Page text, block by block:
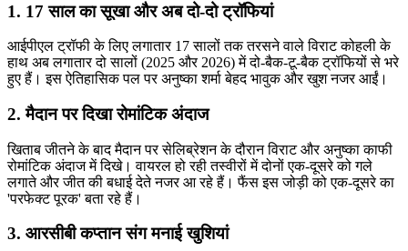
1. 17 साल का सूखा और अब दो-दो ट्रॉफियां
आईपीएल ट्रॉफी के लिए लगातार 17 सालों तक तरसने वाले विराट कोहली के
हाथ अब लगातार दो सालों (2025 और 2026) में दो-बैक-टू-बैक ट्रॉफियों से भरे
हुए हैं। इस ऐतिहासिक पल पर अनुष्का शर्मा बेहद भावुक और खुश नजर आईं।
2. मैदान पर दिखा रोमांटिक अंदाज
खिताब जीतने के बाद मैदान पर सेलिब्रेशन के दौरान विराट और अनुष्का काफी
रोमांटिक अंदाज में दिखे। वायरल हो रही तस्वीरों में दोनों एक-दूसरे को गले
लगाते और जीत की बधाई देते नजर आ रहे हैं। फैंस इस जोड़ी को एक-दूसरे का
'परफेक्ट पूरक' बता रहे हैं।
3. आरसीबी कप्तान संग मनाई खुशियां